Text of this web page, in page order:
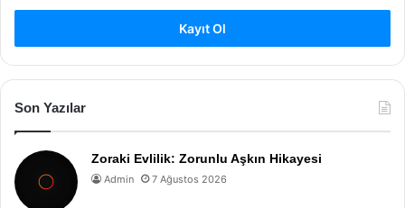
Kayıt Ol
Son Yazılar
Zoraki Evlilik: Zorunlu Aşkın Hikayesi
Admin 7 Ağustos 2026